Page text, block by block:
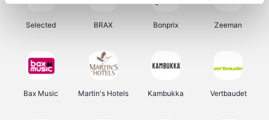
Selected BRAX Bonprix Zeeman
Bax Music Martin's Hotels Kambukka Vertbaudet